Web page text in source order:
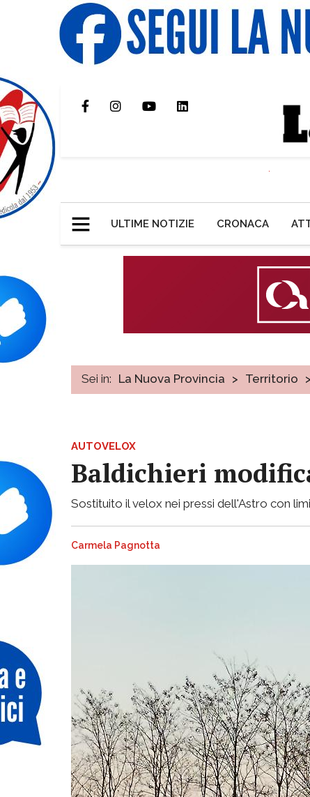
ULTIME NOTIZIE CRONACA
Sei in: La Nuova Provincia > Territorio >
AUTOVELOX
Baldichieri
Sostituito il velox nei pressi dell'Astro con
Carmela Pagnotta